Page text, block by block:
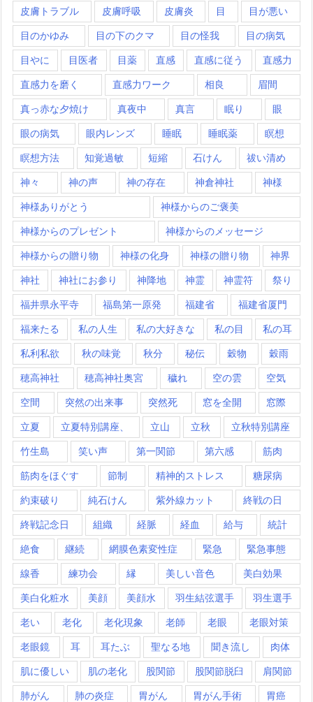
皮膚トラブル 皮膚呼吸 皮膚炎 目 目が悪い
目のかゆみ 目の下のクマ 目の怪我 目の病気
目やに 目医者 目薬 直感 直感に従う 直感力
直感力を磨く 直感力ワーク 相良 眉間
真っ赤な夕焼け 真夜中 真言 眠り 眼
眼の病気 眼内レンズ 睡眠 睡眠薬 瞑想
瞑想方法 知覚過敏 短縮 石けん 祓い清め
神々 神の声 神の存在 神倉神社 神様
神様ありがとう 神様からのご褒美
神様からのプレゼント 神様からのメッセージ
神様からの贈り物 神様の化身 神様の贈り物 神界
神社 神社にお参り 神降地 神霊 神霊符 祭り
福井県永平寺 福島第一原発 福建省 福建省厦門
福来たる 私の人生 私の大好きな 私の目 私の耳
私利私欲 秋の味覚 秋分 秘伝 穀物 穀雨
穂高神社 穂高神社奥宮 穢れ 空の雲 空気
空間 突然の出来事 突然死 窓を全開 窓際
立夏 立夏特別講座、 立山 立秋 立秋特別講座
竹生島 笑い声 第一関節 第六感 筋肉
筋肉をほぐす 節制 精神的ストレス 糖尿病
約束破り 純石けん 紫外線カット 終戦の日
終戦記念日 組織 経脈 経血 給与 統計
絶食 継続 網膜色素変性症 緊急 緊急事態
線香 練功会 縁 美しい音色 美白効果
美白化粧水 美顔 美顔水 羽生結弦選手 羽生選手
老い 老化 老化現象 老師 老眼 老眼対策
老眼鏡 耳 耳たぶ 聖なる地 聞き流し 肉体
肌に優しい 肌の老化 股関節 股関節脱臼 肩関節
肺がん 肺の炎症 胃がん 胃がん手術 胃癌